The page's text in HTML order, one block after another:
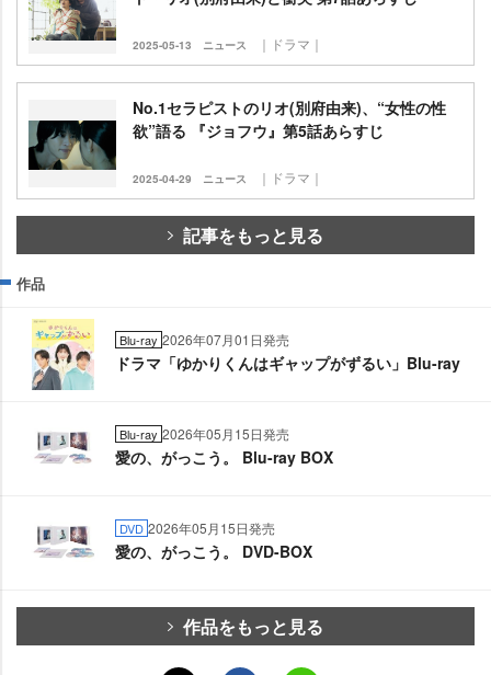
2025-05-13 ニュース ｜ドラマ｜
No.1セラピストのリオ(別府由来)、“女性の性
欲”語る 『ジョフウ』第5話あらすじ
2025-04-29 ニュース ｜ドラマ｜
記事をもっと見る
作品
Blu-ray 2026年07月01日発売
ドラマ「ゆかりくんはギャップがずるい」Blu-ray
Blu-ray 2026年05月15日発売
愛の、がっこう。 Blu-ray BOX
DVD 2026年05月15日発売
愛の、がっこう。 DVD-BOX
作品をもっと見る